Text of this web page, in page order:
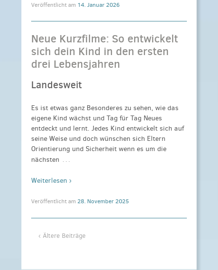
Veröffentlicht am 14. Januar 2026
Neue Kurzfilme: So entwickelt
sich dein Kind in den ersten
drei Lebensjahren
Landesweit
Es ist etwas ganz Besonderes zu sehen, wie das
eigene Kind wächst und Tag für Tag Neues
entdeckt und lernt. Jedes Kind entwickelt sich auf
seine Weise und doch wünschen sich Eltern
Orientierung und Sicherheit wenn es um die
nächsten …
Weiterlesen ›
Veröffentlicht am 28. November 2025
‹ Ältere Beiträge